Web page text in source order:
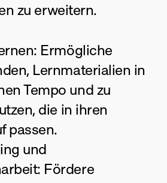
zu erweitern.
Ermögliche
Lernmaterialien in
Tempo und zu
die in ihren
passen.
und
Fördere